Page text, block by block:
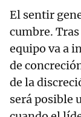
El sentir
cumbre.
equipo va a
de
de la
será posible